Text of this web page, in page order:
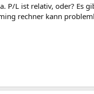
P/L ist relativ, oder? Es
rechner kann